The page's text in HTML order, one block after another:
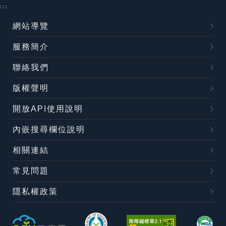
:::
網站導覽
服務簡介
聯絡我們
版權聲明
開放API使用說明
內嵌搜尋欄位說明
相關連結
常見問題
隱私權政策